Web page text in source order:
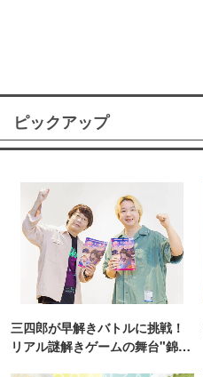
ピックアップ
三四郎が早解きバトルに挑戦！
リアル謎解きゲームの舞台"錦糸